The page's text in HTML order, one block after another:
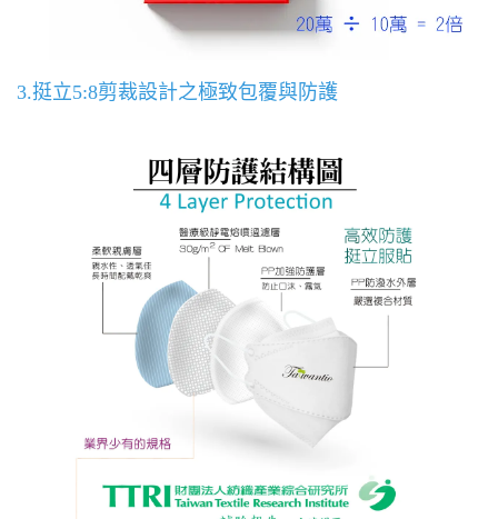
3.挺立5:8剪裁設計之極致包覆與防護